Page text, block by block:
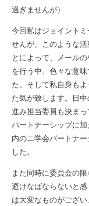
過ぎませんが）
今回私はジョイント
せんが、このような
とによって、メール
を行う中、色々な意
た。そして私自身も
た気が致します。日
進み担当委員も決ま
パートナーシップに
内の二学会パートナ
した。
また同時に委員会の
避けなばならないと
は大変なものがござ